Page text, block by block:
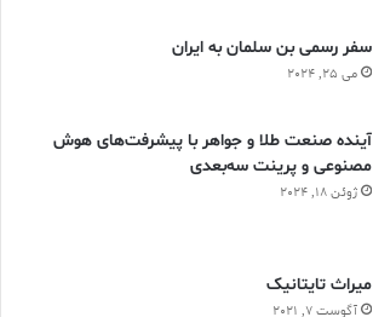
سفر رسمی بن سلمان به ایران
می 25, 2024
آینده صنعت طلا و جواهر با پیشرفت‌های هوش
مصنوعی و پرینت سه‌بعدی
ژوئن 18, 2024
ميراث تايتانيک
آگوست 7, 2021